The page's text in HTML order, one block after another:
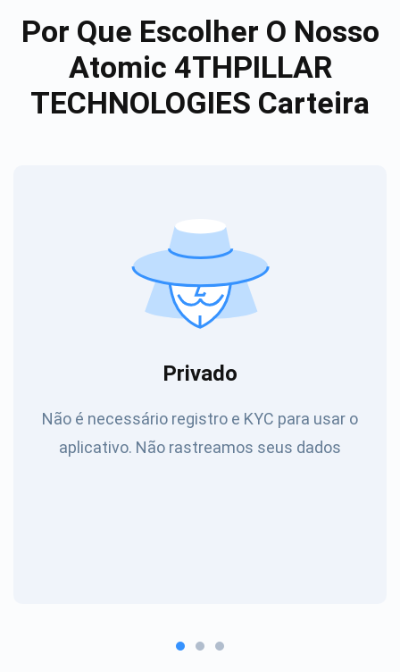
Por Que Escolher O Nosso
Atomic 4THPILLAR
TECHNOLOGIES Carteira
Privado
Não é necessário registro e KYC para usar o
aplicativo. Não rastreamos seus dados